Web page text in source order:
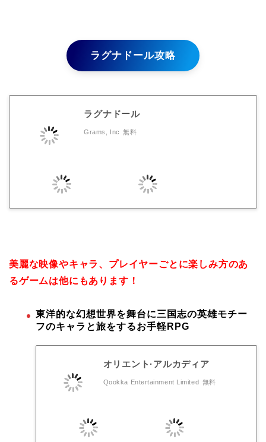
ラグナドール攻略
ラグナドール
Grams, Inc 無料
美麗な映像やキャラ、プレイヤーごとに楽しみ方のあ
るゲームは他にもあります！
東洋的な幻想世界を舞台に三国志の英雄モチー
フのキャラと旅をするお手軽RPG
オリエント·アルカディア
Qookka Entertainment Limited 無料